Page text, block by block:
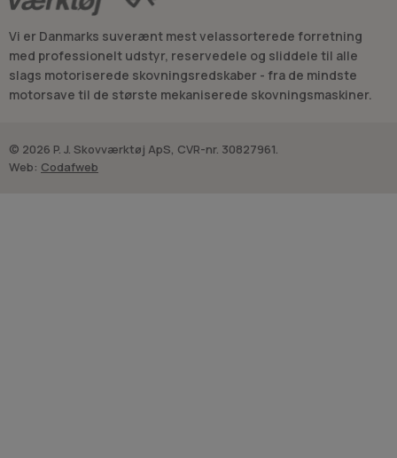
redskabstyper samles omkring samme maskinprincip.
Det gør kategorien relevant som sammenligningspunkt, når
arbejdsopgaverne ligger mellem trimning, rydning og anden
vedligeholdelse af havearealer.
Vi er Danmarks suverænt mest velassorterede forretning
med professionelt udstyr, reservedele og sliddele til alle
slags motoriserede skovningsredskaber - fra de mindste
motorsave til de største mekaniserede skovningsmaskiner.
© 2026 P. J. Skovværktøj ApS, CVR-nr. 30827961.
Web: Codafweb